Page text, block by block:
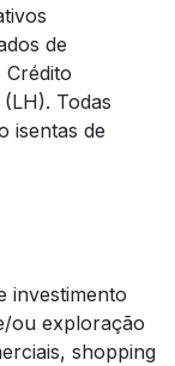
de
Crédito
Todas
isentas de
investimento
ou exploração
shopping